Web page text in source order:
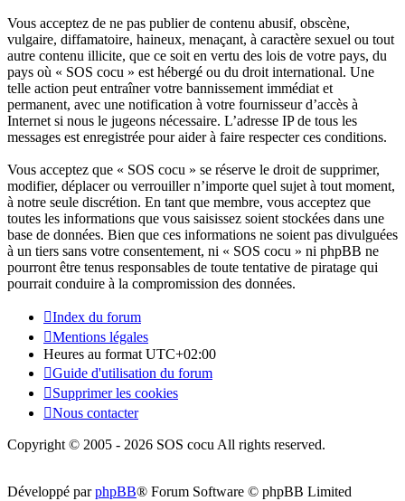
Vous acceptez de ne pas publier de contenu abusif, obscène,
vulgaire, diffamatoire, haineux, menaçant, à caractère sexuel ou tout
autre contenu illicite, que ce soit en vertu des lois de votre pays, du
pays où « SOS cocu » est hébergé ou du droit international. Une
telle action peut entraîner votre bannissement immédiat et
permanent, avec une notification à votre fournisseur d’accès à
Internet si nous le jugeons nécessaire. L’adresse IP de tous les
messages est enregistrée pour aider à faire respecter ces conditions.
Vous acceptez que « SOS cocu » se réserve le droit de supprimer,
modifier, déplacer ou verrouiller n’importe quel sujet à tout moment,
à notre seule discrétion. En tant que membre, vous acceptez que
toutes les informations que vous saisissez soient stockées dans une
base de données. Bien que ces informations ne soient pas divulguées
à un tiers sans votre consentement, ni « SOS cocu » ni phpBB ne
pourront être tenus responsables de toute tentative de piratage qui
pourrait conduire à la compromission des données.
Index du forum
Mentions légales
Heures au format UTC+02:00
Guide d'utilisation du forum
Supprimer les cookies
Nous contacter
Copyright © 2005 - 2026 SOS cocu All rights reserved.
Développé parphpBB® Forum Software © phpBB Limited